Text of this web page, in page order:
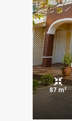
87 m²